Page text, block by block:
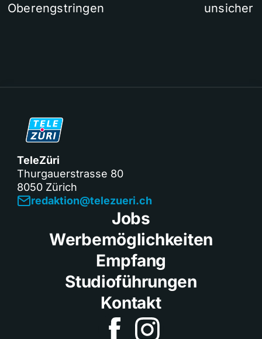
Oberengstringen
unsicher
TeleZüri
Thurgauerstrasse 80
8050 Zürich
redaktion@telezueri.ch
Jobs
Werbemöglichkeiten
Empfang
Studioführungen
Kontakt